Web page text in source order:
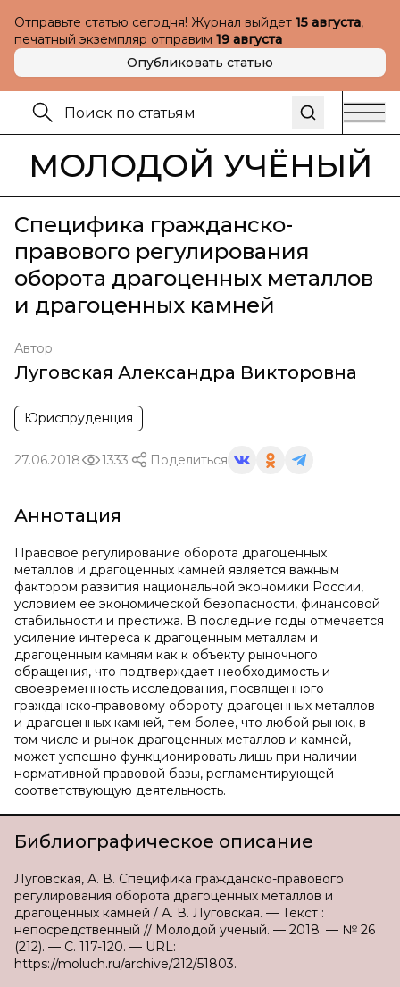
Отправьте статью сегодня! Журнал выйдет 15 августа,
печатный экземпляр отправим 19 августа
Опубликовать статью
МОЛОДОЙ УЧЁНЫЙ
Специфика гражданско-
правового регулирования
оборота драгоценных металлов
и драгоценных камней
Автор
Луговская Александра Викторовна
Юриспруденция
27.06.2018 1333 Поделиться
Аннотация
Правовое регулирование оборота драгоценных
металлов и драгоценных камней является важным
фактором развития национальной экономики России,
условием ее экономической безопасности, финансовой
стабильности и престижа. В последние годы отмечается
усиление интереса к драгоценным металлам и
драгоценным камням как к объекту рыночного
обращения, что подтверждает необходимость и
своевременность исследования, посвященного
гражданско-правовому обороту драгоценных металлов
и драгоценных камней, тем более, что любой рынок, в
том числе и рынок драгоценных металлов и камней,
может успешно функционировать лишь при наличии
нормативной правовой базы, регламентирующей
соответствующую деятельность.
Библиографическое описание
Луговская, А. В. Специфика гражданско-правового
регулирования оборота драгоценных металлов и
драгоценных камней / А. В. Луговская. — Текст :
непосредственный // Молодой ученый. — 2018. — № 26
(212). — С. 117-120. — URL:
https://moluch.ru/archive/212/51803.